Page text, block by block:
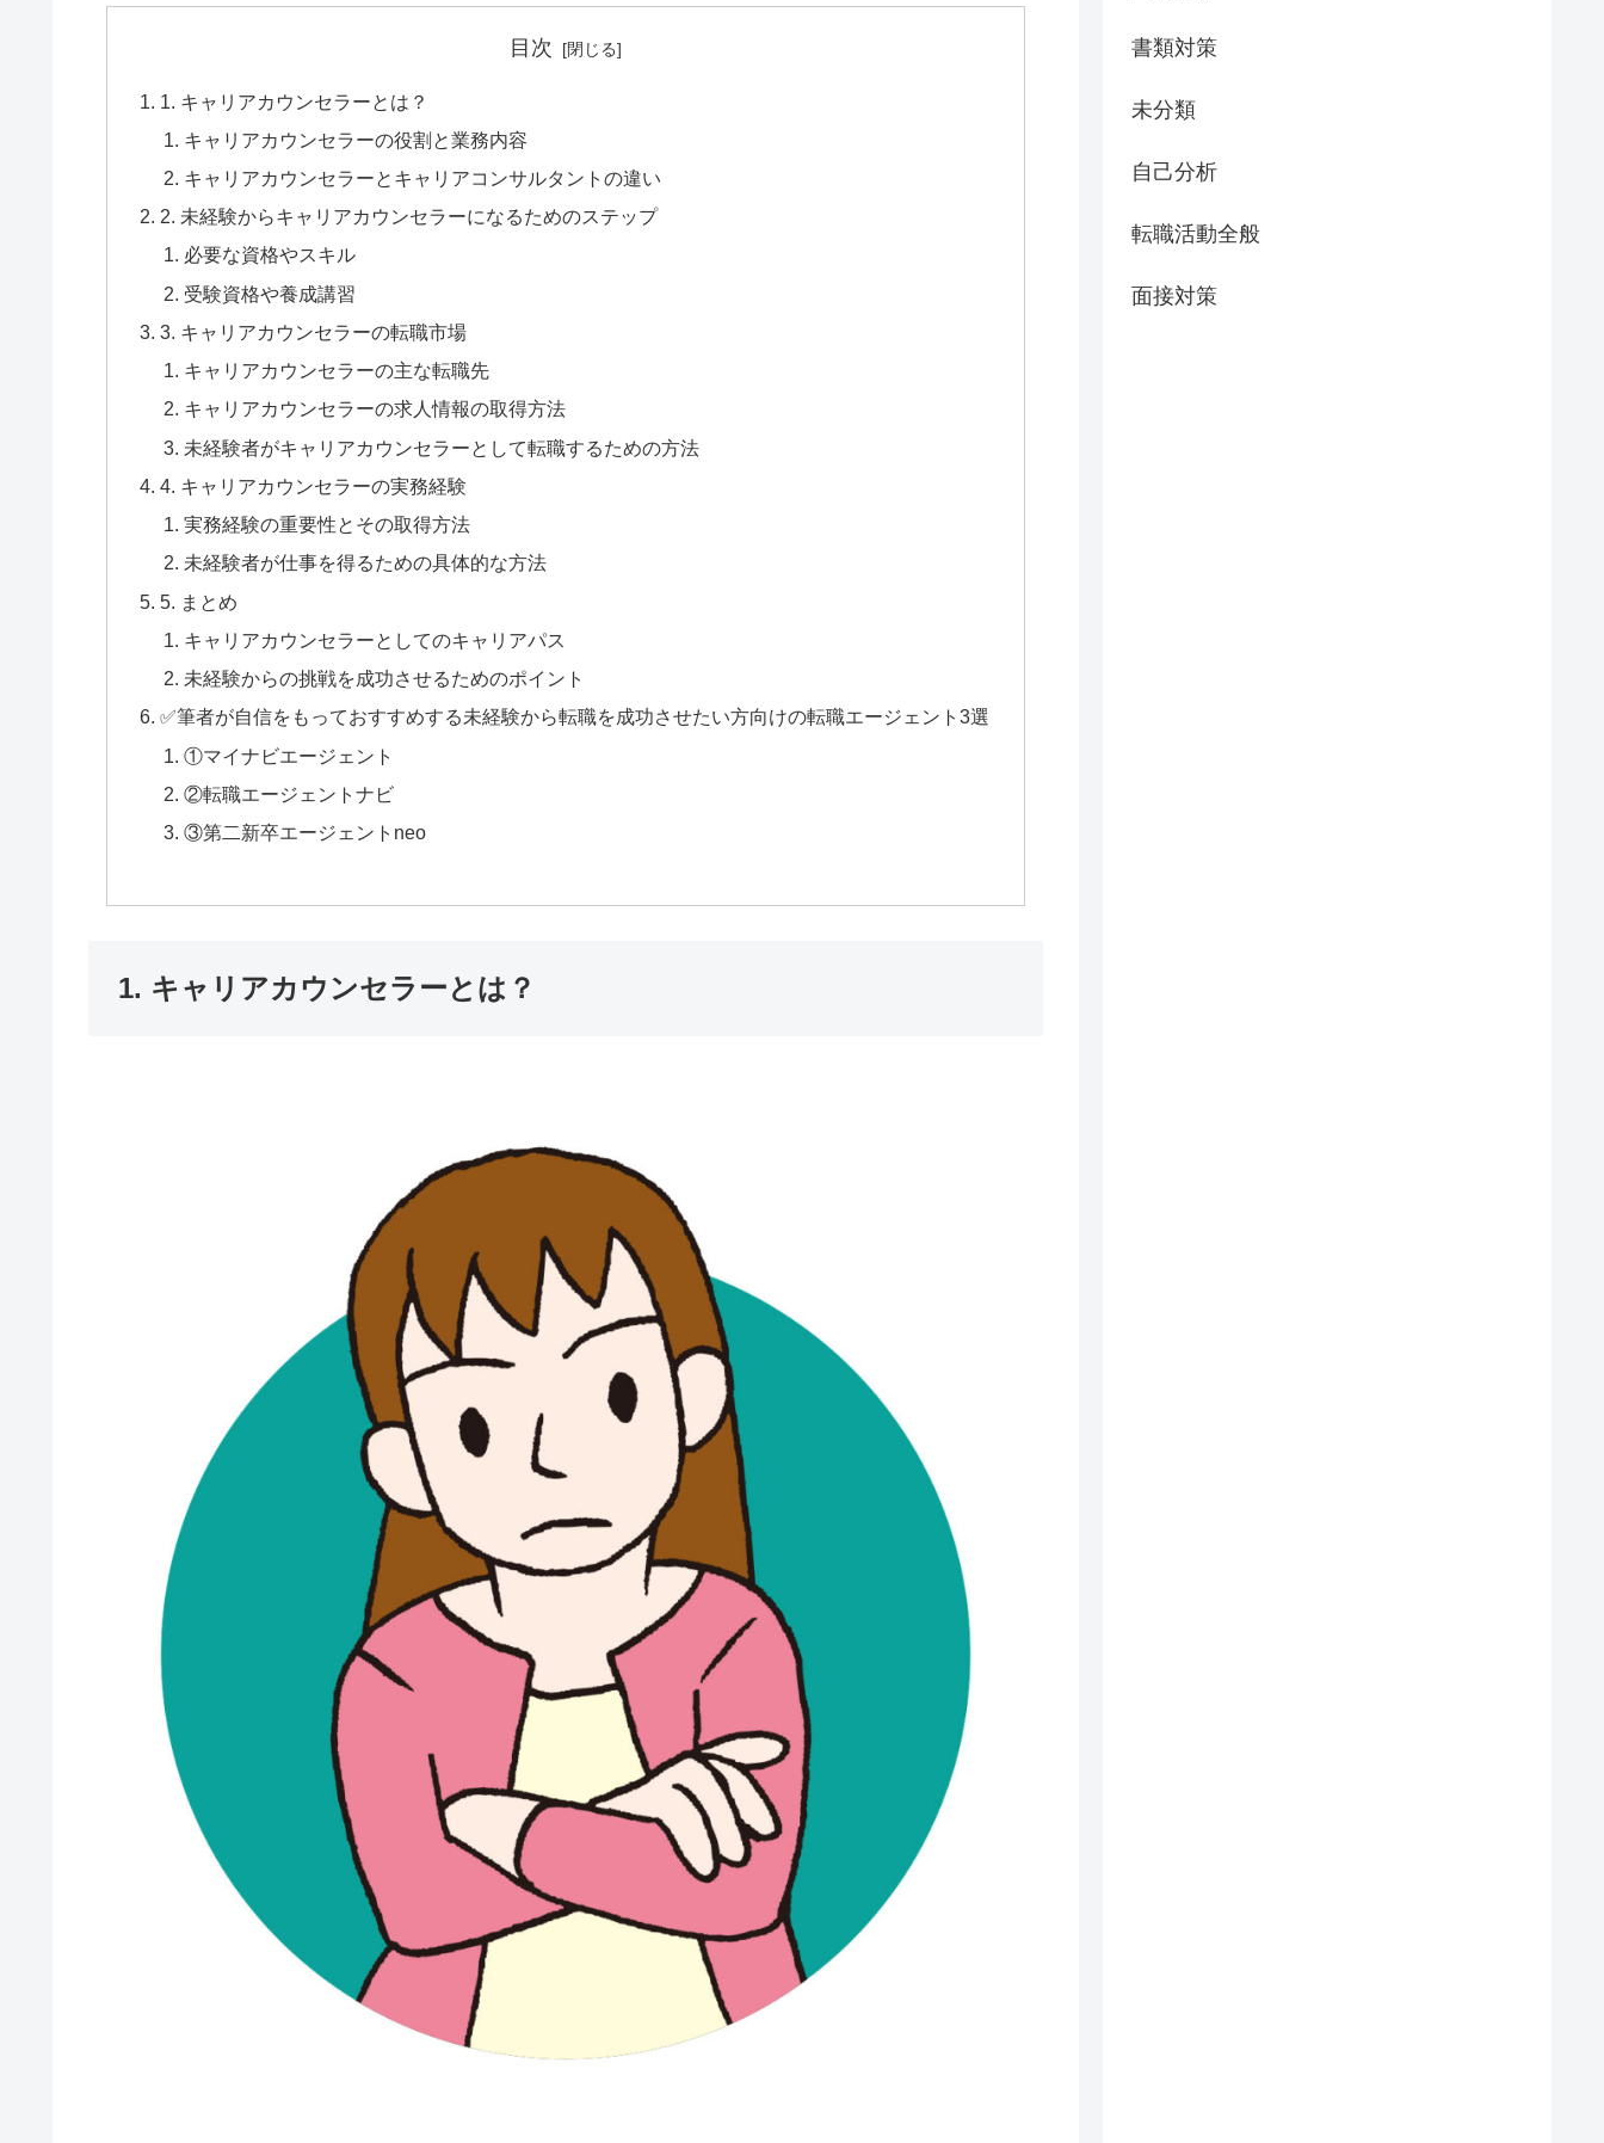
目次
1. キャリアカウンセラーとは？
キャリアカウンセラーの役割と業務内容
キャリアカウンセラーとキャリアコンサルタントの違い
2. 未経験からキャリアカウンセラーになるためのステップ
必要な資格やスキル
受験資格や養成講習
3. キャリアカウンセラーの転職市場
キャリアカウンセラーの主な転職先
キャリアカウンセラーの求人情報の取得方法
未経験者がキャリアカウンセラーとして転職するための方法
4. キャリアカウンセラーの実務経験
実務経験の重要性とその取得方法
未経験者が仕事を得るための具体的な方法
5. まとめ
キャリアカウンセラーとしてのキャリアパス
未経験からの挑戦を成功させるためのポイント
✅筆者が自信をもっておすすめする未経験から転職を成功させたい方向けの転職エージェント3選
①マイナビエージェント
②転職エージェントナビ
③第二新卒エージェントneo
1. キャリアカウンセラーとは？
書類対策
未分類
自己分析
転職活動全般
面接対策